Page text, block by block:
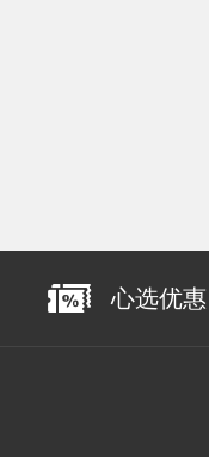
心选优惠